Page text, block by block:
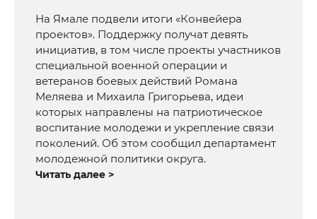
На Ямале подвели итоги «Конвейера
проектов». Поддержку получат девять
инициатив, в том числе проекты участников
специальной военной операции и
ветеранов боевых действий Романа
Меляева и Михаила Григорьева, идеи
которых направлены на патриотическое
воспитание молодежи и укрепление связи
поколений. Об этом сообщил департамент
молодежной политики округа.
Читать далее >